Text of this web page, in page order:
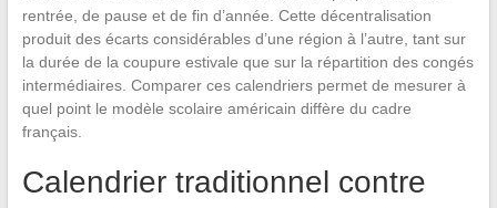
rentrée, de pause et de fin d’année. Cette décentralisation
produit des écarts considérables d’une région à l’autre, tant sur
la durée de la coupure estivale que sur la répartition des congés
intermédiaires. Comparer ces calendriers permet de mesurer à
quel point le modèle scolaire américain diffère du cadre
français.
Calendrier traditionnel contre